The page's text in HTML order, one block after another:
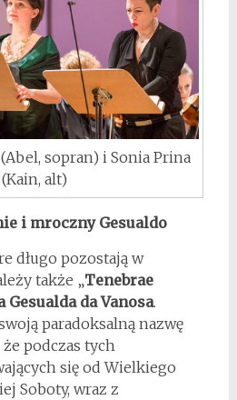
sopran) i Sonia Prina
(Kain, alt)
i mroczny Gesualdo
długo pozostają w
także „Tenebrae
da Vanosa.
paradoksalną nazwę
podczas tych
się od Wielkiego
Soboty, wraz z